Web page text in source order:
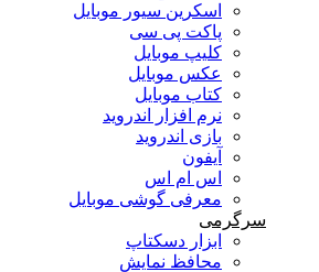
اسکرین سیور موبایل
پاکت پی سی
کلیپ موبایل
عکس موبایل
کتاب موبایل
نرم افزار اندروید
بازی اندروید
آیفون
اس ام اس
معرفی گوشی موبایل
سرگرمی
ابزار دسکتاپ
محافظ نمایش